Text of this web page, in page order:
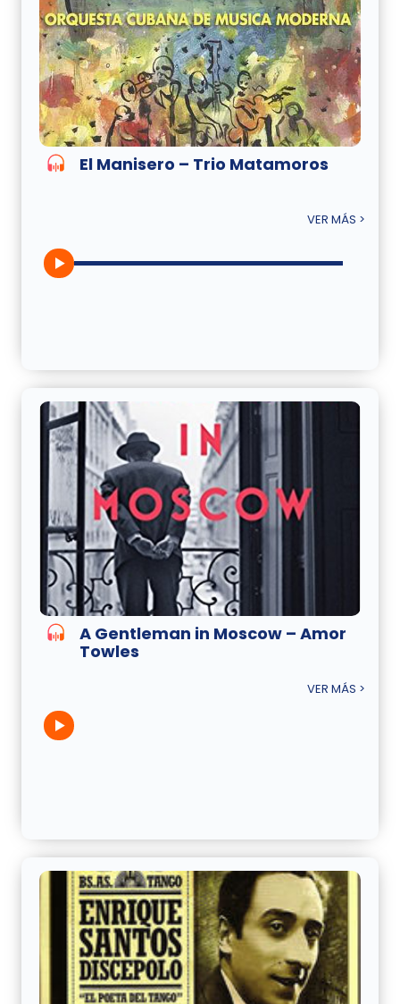
El Manisero – Trio Matamoros
VER MÁS >
A Gentleman in Moscow – Amor
Towles
VER MÁS >